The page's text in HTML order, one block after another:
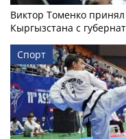
Виктор Томенко
Кыргызстана с
Спорт